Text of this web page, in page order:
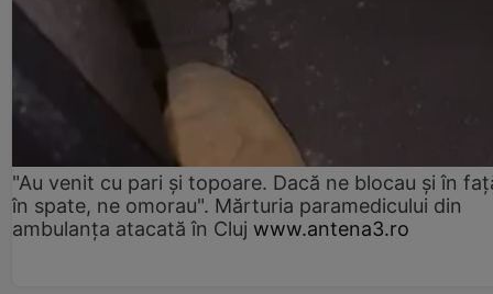
"Au venit cu pari și topoare. Dacă ne blocau şi în
în spate, ne omorau". Mărturia paramedicului din
ambulanţa atacată în Cluj www.antena3.ro